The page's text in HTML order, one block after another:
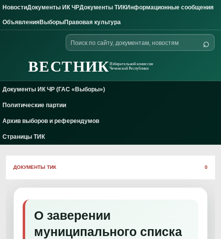
Skip to content
НовостиДокументы ИК ЧРДокументы ТИКИнформационные сообщения
ОбъявленияВыборыПравовая культура
ВЕСТНИКИзбирательной комиссии
Чеченской Республики
Поиск
по
⌕
Документы ИК ЧР (ГАС «Выборы»)
Политические партии
Архив выборов и референдумов
Страницы ТИК
ДОКУМЕНТЫ ТИК 0
О заверении
муниципального списка